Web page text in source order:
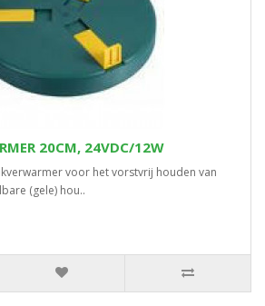
20CM, 24VDC/12W
voor het vorstvrij houden van
(gele) hou..